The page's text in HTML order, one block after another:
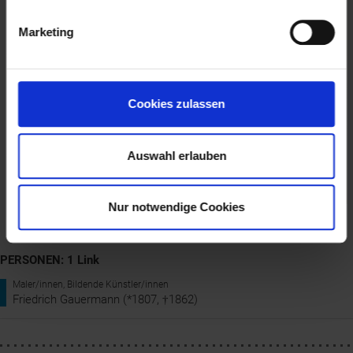
Marketing
Cookies zulassen
Auswahl erlauben
Nur notwendige Cookies
Friedrich Gauermann, Alpe auf dem Jenner bei Berchtesgaden,
1840 © Landessammlungen Niederösterreich
PERSONEN: 1 Link
Maler/innen, Bildende Künstler/innen
Friedrich Gauermann (*1807, †1862)